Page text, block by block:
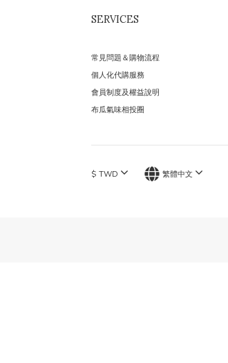
SERVICES
常見問題＆購物流程
個人化代購服務
會員制度及權益說明
布瓜氣味相投圈
$ TWD 繁體中文